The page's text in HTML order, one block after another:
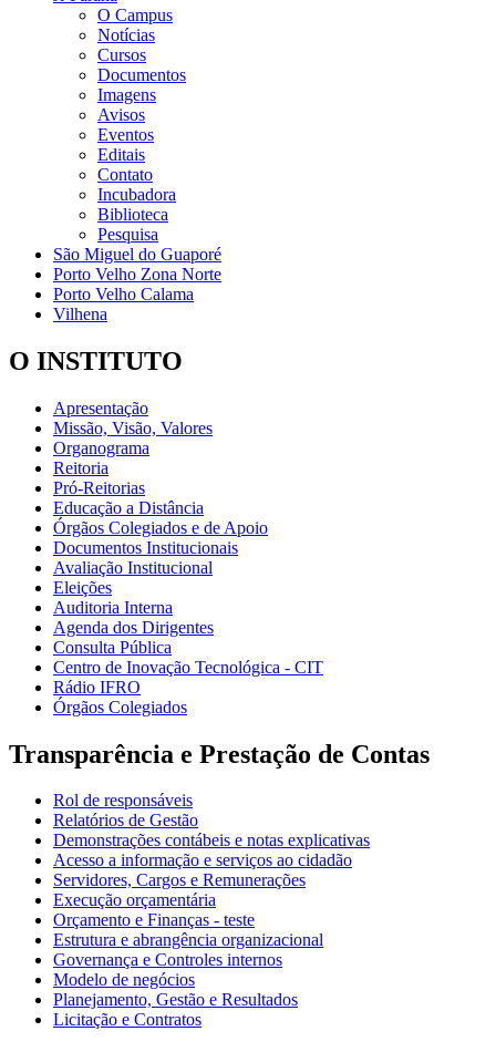
O Campus
Notícias
Cursos
Documentos
Imagens
Avisos
Eventos
Editais
Contato
Incubadora
Biblioteca
Pesquisa
São Miguel do Guaporé
Porto Velho Zona Norte
Porto Velho Calama
Vilhena
O INSTITUTO
Apresentação
Missão, Visão, Valores
Organograma
Reitoria
Pró-Reitorias
Educação a Distância
Órgãos Colegiados e de Apoio
Documentos Institucionais
Avaliação Institucional
Eleições
Auditoria Interna
Agenda dos Dirigentes
Consulta Pública
Centro de Inovação Tecnológica - CIT
Rádio IFRO
Órgãos Colegiados
Transparência e Prestação de Contas
Rol de responsáveis
Relatórios de Gestão
Demonstrações contábeis e notas explicativas
Acesso a informação e serviços ao cidadão
Servidores, Cargos e Remunerações
Execução orçamentária
Orçamento e Finanças - teste
Estrutura e abrangência organizacional
Governança e Controles internos
Modelo de negócios
Planejamento, Gestão e Resultados
Licitação e Contratos